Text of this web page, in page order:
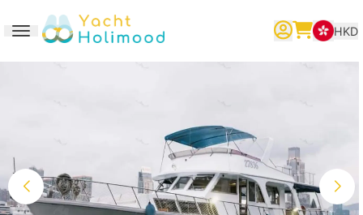
Toggle navigation
繁體中文 English 简体中文
HKD